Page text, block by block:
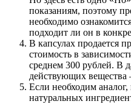
показаниям, поэтому
необходимо
подходит ли он в
В капсулах продается
стоимость в
среднем 300 рублей. В
действующих
Если необходим аналог,
натуральных